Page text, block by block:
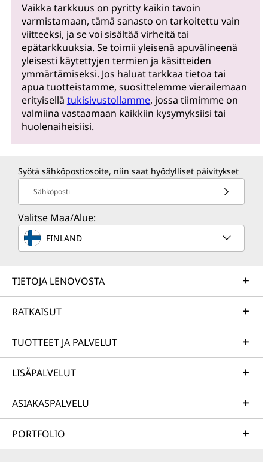
Vaikka tarkkuus on pyritty kaikin tavoin
varmistamaan, tämä sanasto on tarkoitettu vain
viitteeksi, ja se voi sisältää virheitä tai
epätarkkuuksia. Se toimii yleisenä apuvälineenä
yleisesti käytettyjen termien ja käsitteiden
ymmärtämiseksi. Jos haluat tarkkaa tietoa tai
apua tuotteistamme, suosittelemme vierailemaan
erityisellä tukisivustollamme, jossa tiimimme on
valmiina vastaamaan kaikkiin kysymyksiisi tai
huolenaiheisiisi.
Syötä sähköpostiosoite, niin saat hyödylliset päivitykset
Sähköposti
Valitse Maa/Alue:
FINLAND
TIETOJA LENOVOSTA
RATKAISUT
TUOTTEET JA PALVELUT
LISÄPALVELUT
ASIAKASPALVELU
PORTFOLIO